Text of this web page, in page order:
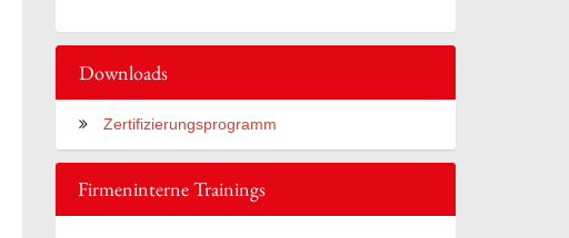
Downloads
Zertifizierungsprogramm
Firmeninterne Trainings